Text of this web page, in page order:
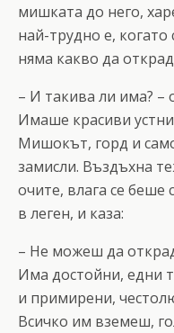
мишката до него,
най-трудно е, когато
няма какво да
– И такива ли има? –
Имаше красиви
Мишокът, горд и
замисли. Въздъхна
очите, влага се беше
в леген, и каза:
– Не можеш да
Има достойни, едни
и примирени,
Всичко им вземеш,